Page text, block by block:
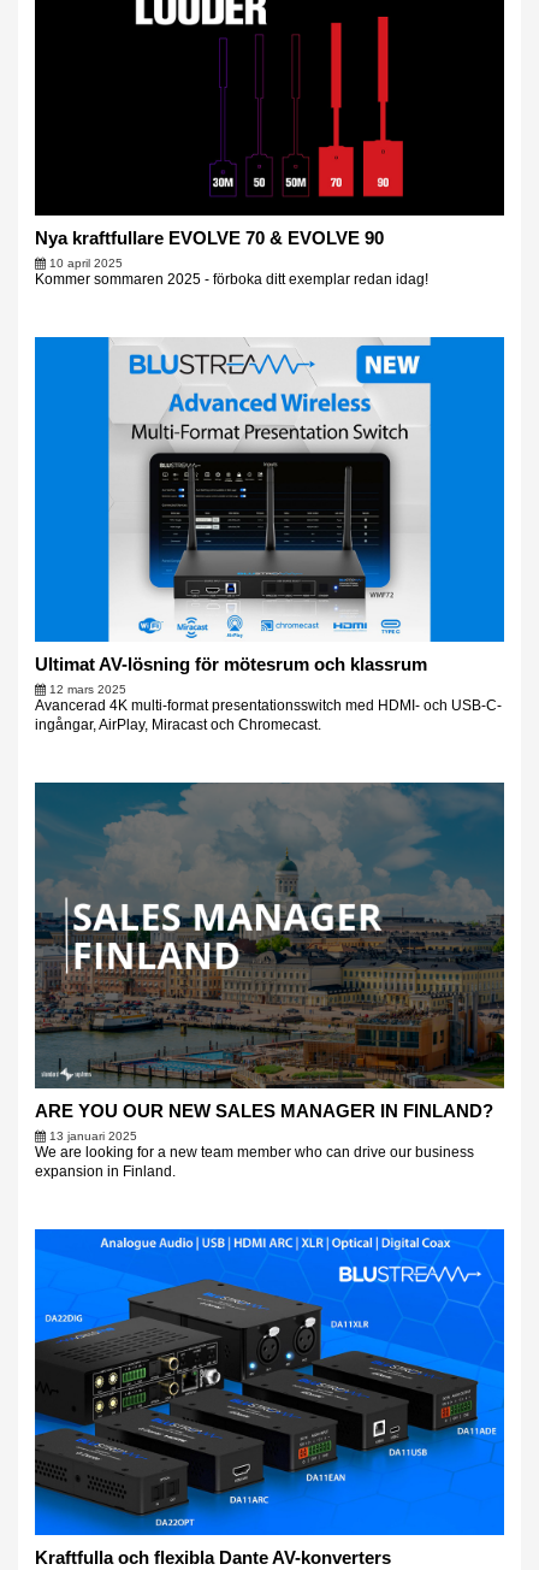
Nya kraftfullare EVOLVE 70 & EVOLVE 90
10 april 2025
Kommer sommaren 2025 - förboka ditt exemplar redan idag!
Ultimat AV-lösning för mötesrum och klassrum
12 mars 2025
Avancerad 4K multi-format presentationsswitch med HDMI- och USB-C-
ingångar, AirPlay, Miracast och Chromecast.
ARE YOU OUR NEW SALES MANAGER IN FINLAND?
13 januari 2025
We are looking for a new team member who can drive our business
expansion in Finland.
Kraftfulla och flexibla Dante AV-konverters